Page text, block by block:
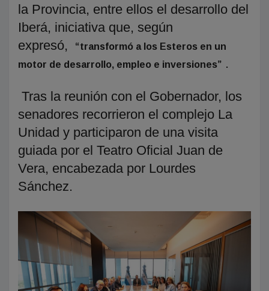
la Provincia, entre ellos el desarrollo del
Iberá, iniciativa que, según
expresó,
“transformó a los Esteros en un
motor de desarrollo, empleo e inversiones” .
Tras la reunión con el Gobernador, los
senadores recorrieron el complejo La
Unidad y participaron de una visita
guiada por el Teatro Oficial Juan de
Vera, encabezada por Lourdes
Sánchez.